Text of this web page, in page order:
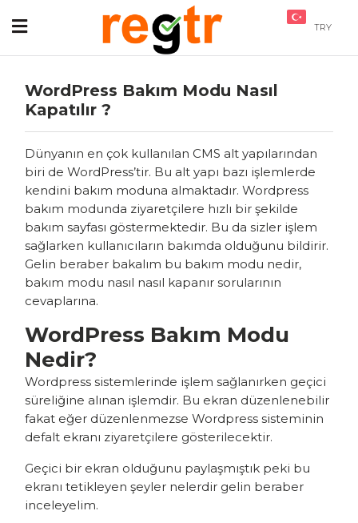
TRY
WordPress Bakım Modu Nasıl
Kapatılır ?
Dünyanın en çok kullanılan CMS alt yapılarından
biri de WordPress’tir. Bu alt yapı bazı işlemlerde
kendini bakım moduna almaktadır. Wordpress
bakım modunda ziyaretçilere hızlı bir şekilde
bakım sayfası göstermektedir. Bu da sizler işlem
sağlarken kullanıcıların bakımda olduğunu bildirir.
Gelin beraber bakalım bu bakım modu nedir,
bakım modu nasıl nasıl kapanır sorularının
cevaplarına.
WordPress Bakım Modu
Nedir?
Wordpress sistemlerinde işlem sağlanırken geçici
süreliğine alınan işlemdir. Bu ekran düzenlenebilir
fakat eğer düzenlenmezse Wordpress sisteminin
defalt ekranı ziyaretçilere gösterilecektir.
Geçici bir ekran olduğunu paylaşmıştık peki bu
ekranı tetikleyen şeyler nelerdir gelin beraber
inceleyelim.